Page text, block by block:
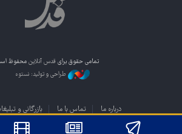
تمامی حقوق برای قدس آنلاین محفوظ
طراحی و تولید: نستوه
درباره ما تماس با ما بازرگانی و